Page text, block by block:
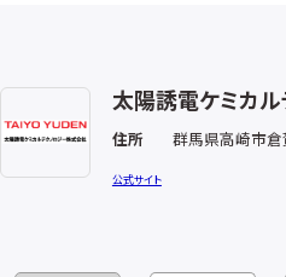
太陽誘電ケミカ
住所 群馬県高崎市
公式サイト